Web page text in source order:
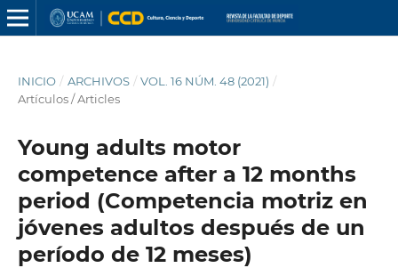
INICIO / ARCHIVOS / VOL. 16 NÚM. 48 (2021) /
Artículos / Articles
Young adults motor
competence after a 12 months
period (Competencia motriz en
jóvenes adultos después de un
período de 12 meses)